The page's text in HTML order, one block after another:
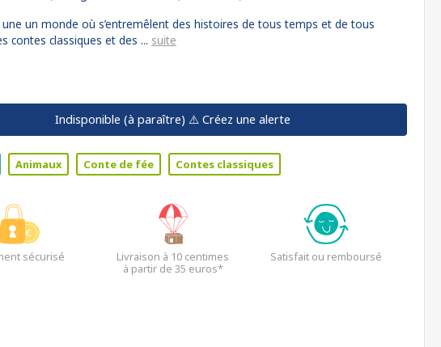
une un monde où s’entremêlent des histoires de tous temps et de tous
contes classiques et des ... suite
Indisponible (à paraître) ⚠️ Créez une alerte
Animaux Conte de fée Contes classiques
sécurisé
Livraison à 10 centimes
à partir de 35 euros*
Satisfait ou remboursé